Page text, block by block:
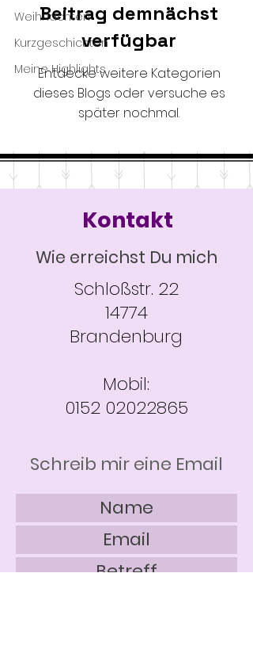
Weihnachten
Kurzgeschichten
Meine Highlights
Beitrag demnächst
verfügbar
Entdecke weitere Kategorien
dieses Blogs oder versuche es
später nochmal.
Kontakt
Wie erreichst Du mich
Schloßstr. 22
14774
Brandenburg
Mobil:
0152 02022865
Schreib mir eine Email